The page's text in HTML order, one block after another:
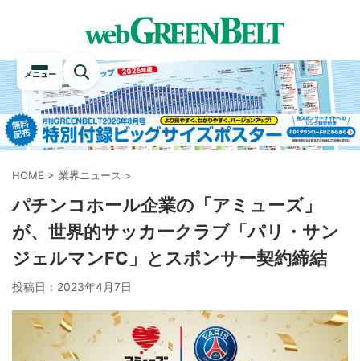
メニュー
HOME > 業界ニュース >
パチンコホール企業の「アミューズ」
が、世界的サッカークラブ「パリ・サン
ジェルマンFC」とスポンサー契約締結
投稿日： 2023年4月7日